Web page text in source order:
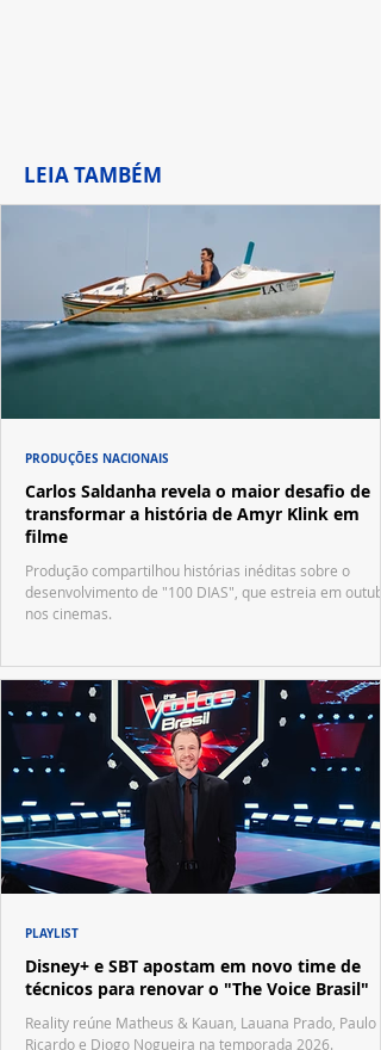
LEIA TAMBÉM
Carlos Saldanha revela o maior desafio de
transformar a história de Amyr Klink em
filme
Produção compartilhou histórias inéditas sobre o
desenvolvimento de "100 DIAS", que estreia em
nos cinemas.
PRODUÇÕES NACIONAIS
Disney+ e SBT apostam em novo time de
técnicos para renovar o "The Voice Brasil"
Reality reúne Matheus & Kauan, Lauana Prado, Paulo
Ricardo e Diogo Nogueira na temporada 2026.
PLAYLIST